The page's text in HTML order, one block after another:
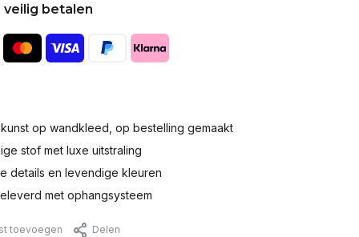
veilig betalen
op wandkleed, op bestelling gemaakt
stof met luxe uitstraling
details en levendige kleuren
met ophangsysteem
toevoegen Delen